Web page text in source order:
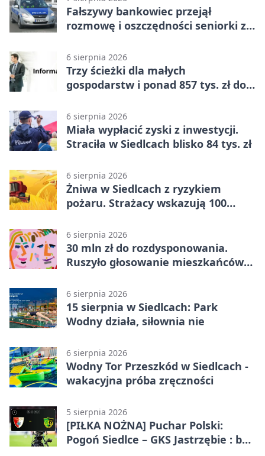
Fałszywy bankowiec przejął
rozmowę i oszczędności seniorki z
6 sierpnia 2026
Trzy ścieżki dla małych
gospodarstw i ponad 857 tys. zł do
6 sierpnia 2026
Miała wypłacić zyski z inwestycji.
Straciła w Siedlcach blisko 84 tys. zł
6 sierpnia 2026
Żniwa w Siedlcach z ryzykiem
pożaru. Strażacy wskazują 100
6 sierpnia 2026
30 mln zł do rozdysponowania.
Ruszyło głosowanie mieszkańców
6 sierpnia 2026
15 sierpnia w Siedlcach: Park
Wodny działa, siłownia nie
6 sierpnia 2026
Wodny Tor Przeszkód w Siedlcach -
wakacyjna próba zręczności
5 sierpnia 2026
[PIŁKA NOŻNA] Puchar Polski:
Pogoń Siedlce – GKS Jastrzębie : bez